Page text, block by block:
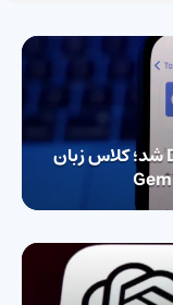
گوگل ترنسلیت وارد رقابت با Duolingo شد؛ کلاس زبان